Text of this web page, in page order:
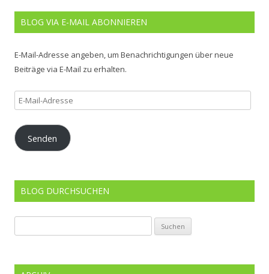
BLOG VIA E-MAIL ABONNIEREN
E-Mail-Adresse angeben, um Benachrichtigungen über neue
Beiträge via E-Mail zu erhalten.
E-
Mail-
Adresse
Senden
BLOG DURCHSUCHEN
nach: